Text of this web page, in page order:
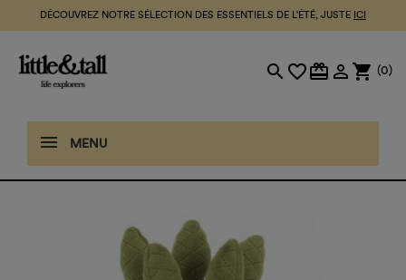
DÉCOUVREZ NOTRE SÉLECTION DES ESSENTIELS DE L'ÉTÉ, JUSTE ICI
search favorite_bordercard_giftcard  shopping_cart (0)
MENU